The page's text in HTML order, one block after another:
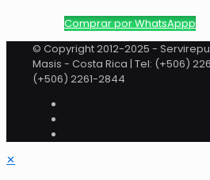
Comprar por WhatsAppp
© Copyright 2012-2025 -
Masis - Costa Rica | Tel: (+506)
(+506) 2261-2844
✕